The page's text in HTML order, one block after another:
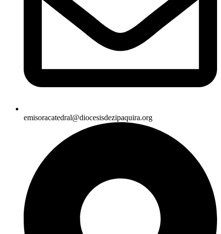
emisoracatedral@diocesisdezipaquira.org